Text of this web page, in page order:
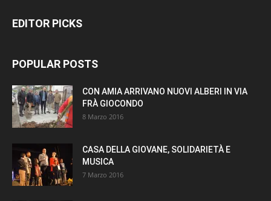
EDITOR PICKS
POPULAR POSTS
CON AMIA ARRIVANO NUOVI ALBERI IN VIA
FRÀ GIOCONDO
8 Marzo 2016
CASA DELLA GIOVANE, SOLIDARIETÀ E
MUSICA
7 Marzo 2016